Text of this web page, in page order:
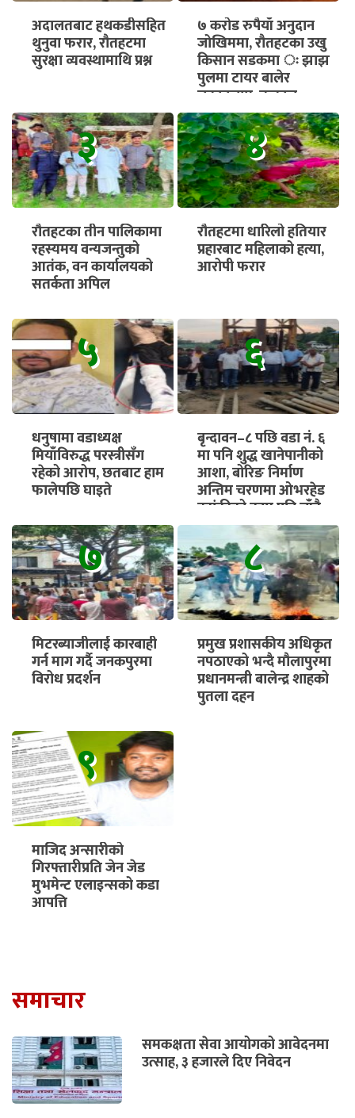
अदालतबाट हथकडीसहित
थुनुवा फरार, रौतहटमा
सुरक्षा व्यवस्थामाथि प्रश्न
७ करोड रुपैयाँ अनुदान
जोखिममा, रौतहटका उखु
किसान सडकमा ः झाझ
पुलमा टायर बालेर
चक्काजाम, तत्काल
भुक्तानी सुनिश्चित गर्न माग
३
रौतहटका तीन पालिकामा
रहस्यमय वन्यजन्तुको
आतंक, वन कार्यालयको
सतर्कता अपिल
४
रौतहटमा धारिलो हतियार
प्रहारबाट महिलाको हत्या,
आरोपी फरार
५
धनुषामा वडाध्यक्ष
मियाँविरुद्ध परस्त्रीसँग
रहेको आरोप, छतबाट हाम
फालेपछि घाइते
६
बृन्दावन–८ पछि वडा नं. ६
मा पनि शुद्ध खानेपानीको
आशा, बोरिङ निर्माण
अन्तिम चरणमा ओभरहेड
ट्यांकीको काम पनि चाँडै
सुरु हुने
७
मिटरब्याजीलाई कारबाही
गर्न माग गर्दै जनकपुरमा
विरोध प्रदर्शन
८
प्रमुख प्रशासकीय अधिकृत
नपठाएको भन्दै मौलापुरमा
प्रधानमन्त्री बालेन्द्र शाहको
पुतला दहन
९
माजिद अन्सारीको
गिरफ्तारीप्रति जेन जेड
मुभमेन्ट एलाइन्सको कडा
आपत्ति
समाचार
समकक्षता सेवा आयोगको आवेदनमा
उत्साह, ३ हजारले दिए निवेदन